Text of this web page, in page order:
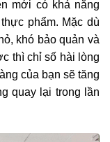
mới có khả năng
phẩm. Mặc dù
khó bảo quản và
thì chỉ số hài lòng
của bạn sẽ tăng
quay lại trong lần